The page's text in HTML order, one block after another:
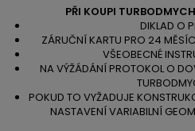
PŘI KOUPI
DIKLAD O
ZÁRUČNÍ KARTU PRO 24
VŠEOBECNÉ
NA VÝŽÁDÁNÍ PROTOKOL O
POKUD TO VYŽADUJE
NASTAVENÍ VARIABILNÍ